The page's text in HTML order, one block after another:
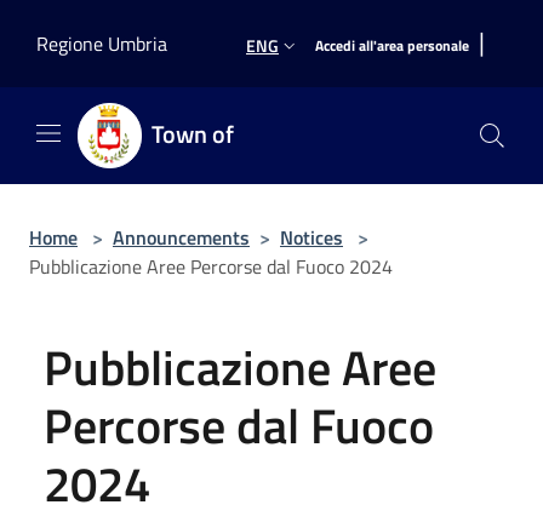
Regione Umbria
ENG Accedi all'area personale |
Town of
Home > Announcements > Notices >
Pubblicazione Aree Percorse dal Fuoco 2024
Pubblicazione Aree
Percorse dal Fuoco
2024